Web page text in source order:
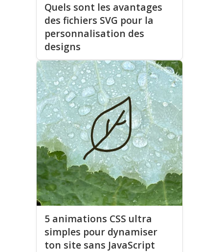
Quels sont les avantages
des fichiers SVG pour la
personnalisation des
designs
5 animations CSS ultra
simples pour dynamiser
ton site sans JavaScript